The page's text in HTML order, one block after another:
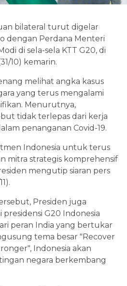
bilateral turut digelar
dengan Perdana Menteri
di sela-sela KTT G20, di
10) kemarin.
melihat angka kasus
yang terus mengalami
Menurutnya,
tidak terlepas dari kerja
penanganan Covid-19.
Indonesia untuk terus
mitra strategis komprehensif
mengutip siaran pers
Presiden juga
G20 Indonesia
peran India yang bertukar
tema besar "Recover
Indonesia akan
negara berkembang